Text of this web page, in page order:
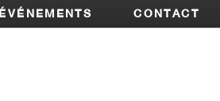
ÉVÉNEMENTS CONTACT